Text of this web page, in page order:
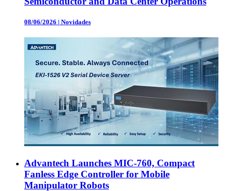
08/06/2026 | Novidades
Advantech Launches MIC-760, Compact
Fanless Edge Controller for Mobile
Manipulator Robots